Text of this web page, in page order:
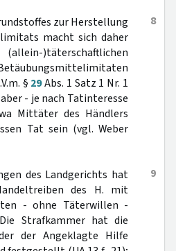
8
zur Herstellung
macht sich daher
)täterschaftlichen
§ 29Abs. 1 Satz 1 Nr. 1
- je nach Tatinteresse
Mittäter des Händlers
Tat sein (vgl. Weber
9
des Landgerichts hat
des H. mit
- ohne Täterwillen -
Strafkammer hat die
der Angeklagte Hilfe